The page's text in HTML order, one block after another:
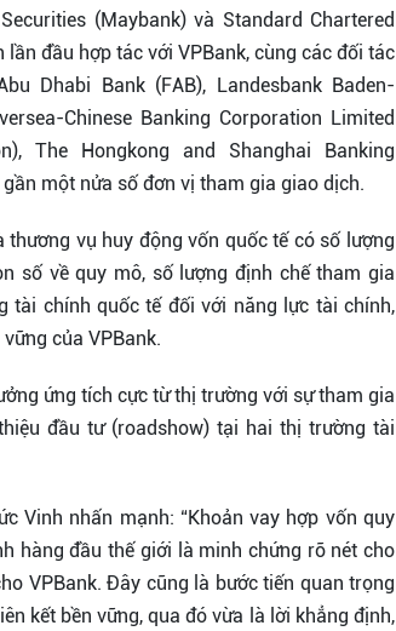
(Maybank) và Standard Chartered
đầu hợp tác với VPBank, cùng các đối tác
Dhabi Bank (FAB), Landesbank Baden-
Chinese Banking Corporation Limited
The Hongkong and Shanghai Banking
một nửa số đơn vị tham gia giao dịch.
vụ huy động vốn quốc tế có số lượng
số về quy mô, số lượng định chế tham gia
tài chính quốc tế đối với năng lực tài chính,
của VPBank.
ứng tích cực từ thị trường với sự tham gia
đầu tư (roadshow) tại hai thị trường tài
Vinh nhấn mạnh: “Khoản vay hợp vốn quy
hàng đầu thế giới là minh chứng rõ nét cho
VPBank. Đây cũng là bước tiến quan trọng
kết bền vững, qua đó vừa là lời khẳng định,